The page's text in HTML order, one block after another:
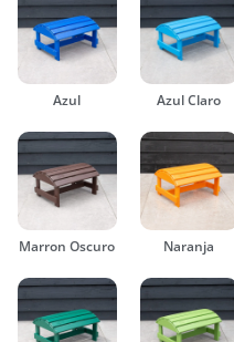
Azul Azul Claro
Marron Oscuro Naranja